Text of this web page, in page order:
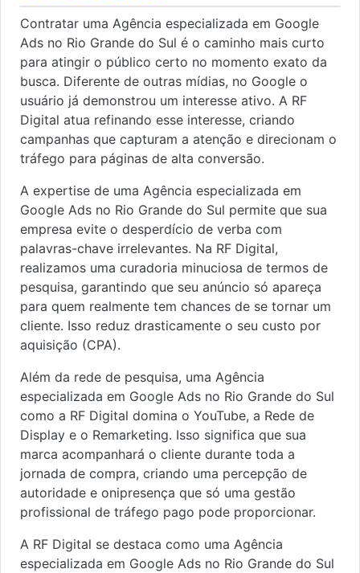
Contratar uma Agência especializada em Google
Ads no Rio Grande do Sul é o caminho mais curto
para atingir o público certo no momento exato da
busca. Diferente de outras mídias, no Google o
usuário já demonstrou um interesse ativo. A RF
Digital atua refinando esse interesse, criando
campanhas que capturam a atenção e direcionam o
tráfego para páginas de alta conversão.
A expertise de uma Agência especializada em
Google Ads no Rio Grande do Sul permite que sua
empresa evite o desperdício de verba com
palavras-chave irrelevantes. Na RF Digital,
realizamos uma curadoria minuciosa de termos de
pesquisa, garantindo que seu anúncio só apareça
para quem realmente tem chances de se tornar um
cliente. Isso reduz drasticamente o seu custo por
aquisição (CPA).
Além da rede de pesquisa, uma Agência
especializada em Google Ads no Rio Grande do Sul
como a RF Digital domina o YouTube, a Rede de
Display e o Remarketing. Isso significa que sua
marca acompanhará o cliente durante toda a
jornada de compra, criando uma percepção de
autoridade e onipresença que só uma gestão
profissional de tráfego pago pode proporcionar.
A RF Digital se destaca como uma Agência
especializada em Google Ads no Rio Grande do Sul